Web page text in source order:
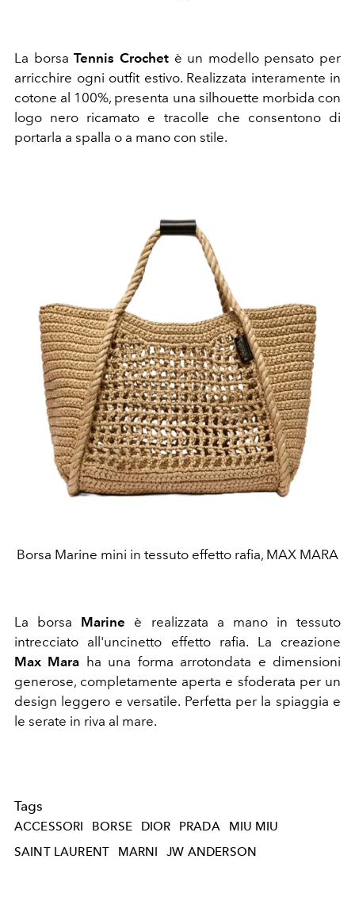
La borsaTennis Crochetè un modello pensato per
arricchire ogni outfit estivo. Realizzata interamente in
cotone al 100%, presenta una silhouette morbida con
logo nero ricamato e tracolle che consentono di
portarla a spalla o a mano con stile.
Borsa Marine mini in tessuto effetto rafia, MAX MARA
La borsa Marine è realizzata a mano in tessuto
intrecciato all'uncinetto effetto rafia. La creazione
Max Mara ha una forma arrotondata e dimensioni
generose, completamente aperta e sfoderata per un
design leggero e versatile. Perfetta per la spiaggia e
le serate in riva al mare.
Tags
ACCESSORI BORSE DIOR PRADA
MIU MIU
SAINT LAURENT
MARNI JW ANDERSON